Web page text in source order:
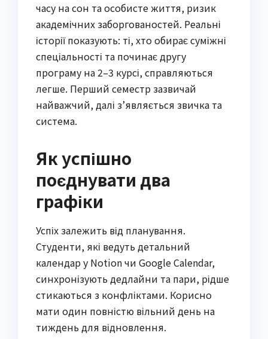
часу на сон та особисте життя, ризик
академічних заборгованостей. Реальні
історії показують: ті, хто обирає суміжні
спеціальності та починає другу
програму на 2–3 курсі, справляються
легше. Перший семестр зазвичай
найважчий, далі з’являється звичка та
система.
Як успішно
поєднувати два
графіки
Успіх залежить від планування.
Студенти, які ведуть детальний
календар у Notion чи Google Calendar,
синхронізують дедлайни та пари, рідше
стикаються з конфліктами. Корисно
мати один повністю вільний день на
тиждень для відновлення.